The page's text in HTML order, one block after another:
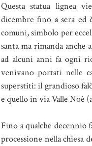
Questa statua lignea
dicembre fino a sera ed
comuni, simbolo per
santa ma rimanda anche
ad alcuni anni fa ogni
venivano portati nelle
superstiti: il grandioso
e quello in via Valle Noè
Fino a qualche decennio
processione nella chiesa